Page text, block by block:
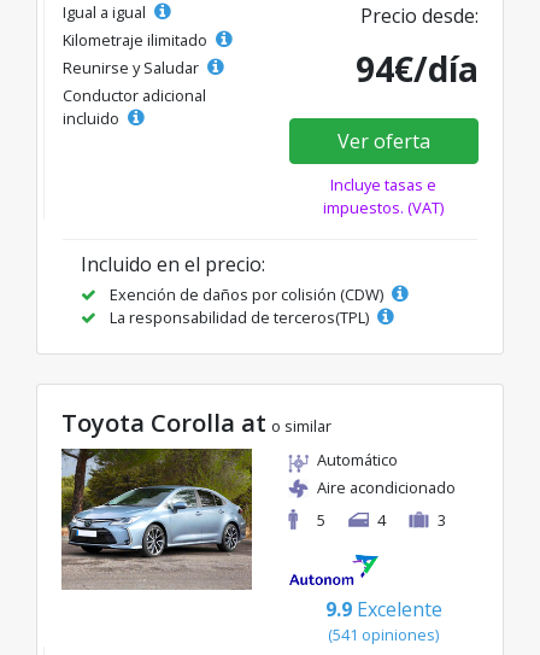
Igual a igual
Kilometraje ilimitado
Reunirse y Saludar
Conductor adicional
incluido
Precio desde:
94€/día
Ver oferta
Incluye tasas e
impuestos. (VAT)
Incluido en el precio:
Exención de daños por colisión (CDW)
La responsabilidad de terceros(TPL)
Toyota Corolla at o similar
Automático
Aire acondicionado
5
4 3
9.9 Excelente
(541 opiniones)